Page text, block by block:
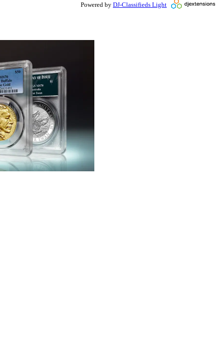
Powered by DJ-Classifieds Light